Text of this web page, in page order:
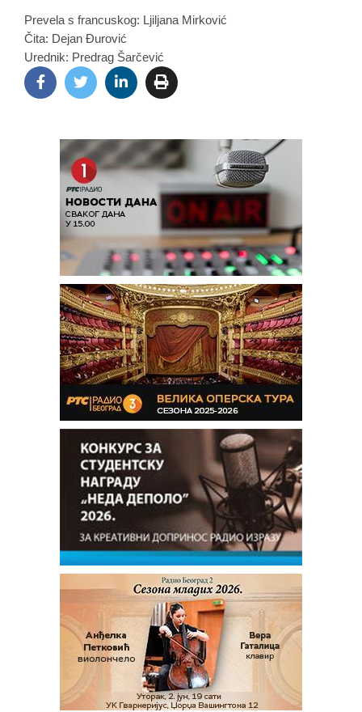
Prevela s francuskog: Ljiljana Mirković
Čita: Dejan Đurović
Urednik: Predrag Šarčević